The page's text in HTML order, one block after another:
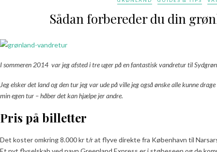
Sådan forbereder du din
I sommeren 2014 var jeg afsted i tre uger på en fantastisk vandretur til
Jeg elsker det land og den tur jeg var ude på ville jeg også ønske alle kunne
min egen tur – håber det kan hjælpe jer andre.
Pris på billetter
Det koster omkring 8.000 kr t/r at flyve direkte fra København til